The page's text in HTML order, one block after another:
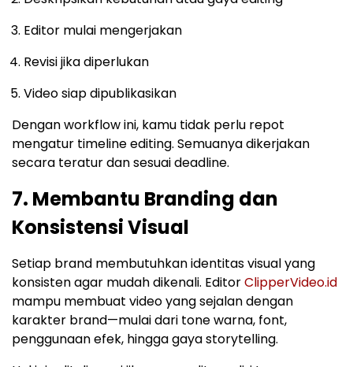
Editor mulai mengerjakan
Revisi jika diperlukan
Video siap dipublikasikan
Dengan workflow ini, kamu tidak perlu repot
mengatur timeline editing. Semuanya dikerjakan
secara teratur dan sesuai deadline.
7. Membantu Branding dan
Konsistensi Visual
Setiap brand membutuhkan identitas visual yang
konsisten agar mudah dikenali. EditorClipperVideo.id
mampu membuat video yang sejalan dengan
karakter brand—mulai dari tone warna, font,
penggunaan efek, hingga gaya storytelling.